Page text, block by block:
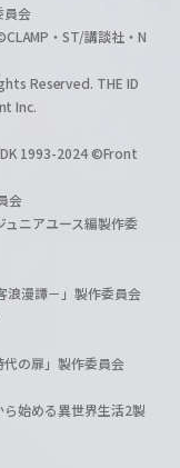
員会
・ST/講談社・N
Reserved. THE ID
Inc.
1993-2024 ©Front
会
ニアユース編製作委
浪漫譚－」製作委員会
の扉」製作委員会
始める異世界生活2製